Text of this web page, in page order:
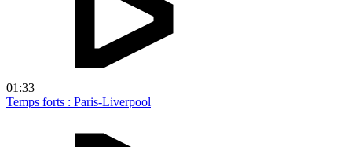
01:33
Temps forts : Paris-Liverpool